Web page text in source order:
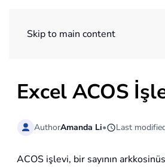
Skip to main content
Excel ACOS
AuthorAmanda Li• Last
ACOS işlevi, bir sayının